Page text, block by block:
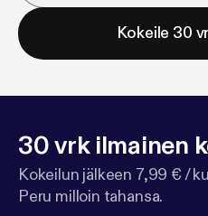
Kokeile 30
30 vrk ilmainen
Kokeilun jälkeen 7,99 € /
Peru milloin tahansa.